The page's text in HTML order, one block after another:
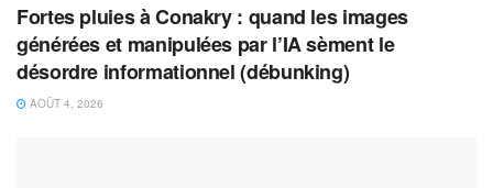
Fortes pluies à Conakry : quand les images
générées et manipulées par l’IA sèment le
désordre informationnel (débunking)
AOÛT 4, 2026